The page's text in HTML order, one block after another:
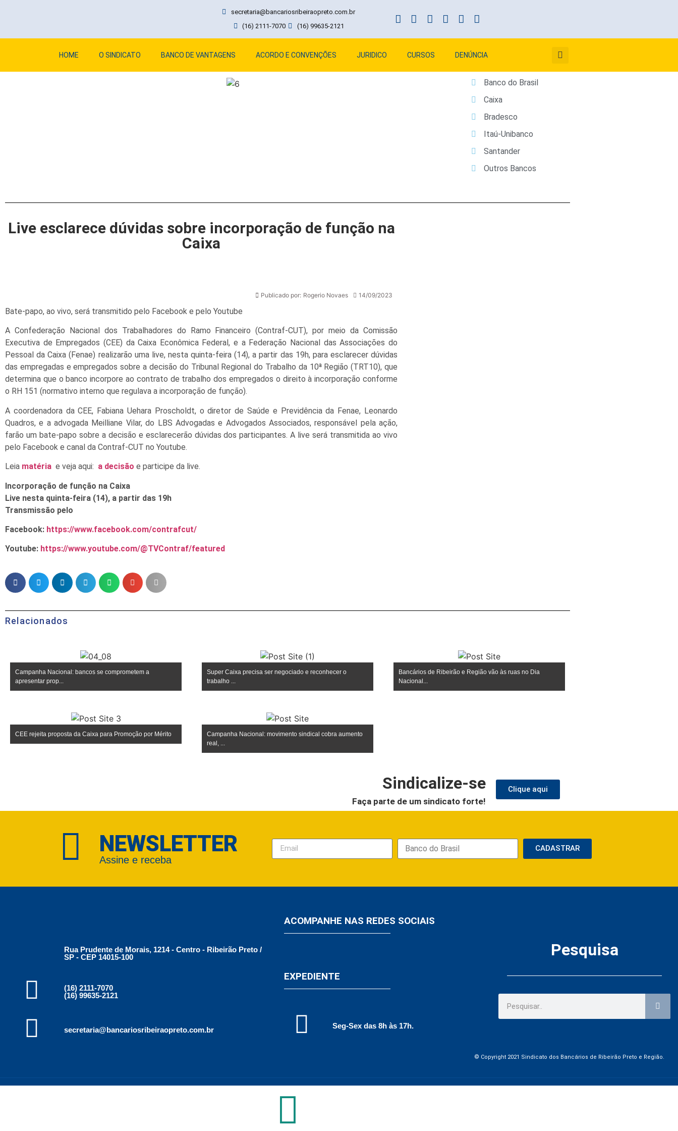
secretaria@bancariosribeiraopreto.com.br
(16) 2111-7070
(16) 99635-2121
HOME O SINDICATO BANCO DE VANTAGENS ACORDO E CONVENÇÕES JURIDICO CURSOS DENÚNCIA
Banco do Brasil
Caixa
Bradesco
Itaú-Unibanco
Santander
Outros Bancos
Live esclarece dúvidas sobre incorporação de função na
Caixa
Publicado por: Rogerio Novaes 14/09/2023
Bate-papo, ao vivo, será transmitido pelo Facebook e pelo Youtube
A Confederação Nacional dos Trabalhadores do Ramo Financeiro (Contraf-CUT), por meio da Comissão
Executiva de Empregados (CEE) da Caixa Econômica Federal, e a Federação Nacional das Associações do
Pessoal da Caixa (Fenae) realizarão uma live, nesta quinta-feira (14), a partir das 19h, para esclarecer dúvidas
das empregadas e empregados sobre a decisão do Tribunal Regional do Trabalho da 10ª Região (TRT10), que
determina que o banco incorpore ao contrato de trabalho dos empregados o direito à incorporação conforme
o RH 151 (normativo interno que regulava a incorporação de função).
A coordenadora da CEE, Fabiana Uehara Proscholdt, o diretor de Saúde e Previdência da Fenae, Leonardo
Quadros, e a advogada Meilliane Vilar, do LBS Advogadas e Advogados Associados, responsável pela ação,
farão um bate-papo sobre a decisão e esclarecerão dúvidas dos participantes. A live será transmitida ao vivo
pelo Facebook e canal da Contraf-CUT no Youtube.
Leia matéria e veja aqui: a decisão e participe da live.
Incorporação de função na Caixa
Live nesta quinta-feira (14), a partir das 19h
Transmissão pelo
Facebook: https://www.facebook.com/contrafcut/
Youtube: https://www.youtube.com/@TVContraf/featured
Relacionados
Campanha Nacional: bancos se comprometem a
apresentar prop...
Super Caixa precisa ser negociado e reconhecer o
trabalho ...
Bancários de Ribeirão e Região vão às ruas no Dia
Nacional...
CEE rejeita proposta da Caixa para Promoção por Mérito
Campanha Nacional: movimento sindical cobra aumento
real, ...
Sindicalize-se
Faça parte de um sindicato forte!
Clique aqui
NEWSLETTER
Assine e receba
CADASTRAR
Rua Prudente de Morais, 1214 - Centro - Ribeirão Preto /
SP - CEP 14015-100
(16) 2111-7070
(16) 99635-2121
secretaria@bancariosribeiraopreto.com.br
ACOMPANHE NAS REDES SOCIAIS
EXPEDIENTE
Seg-Sex das 8h às 17h.
Pesquisa
© Copyright 2021 Sindicato dos Bancários de Ribeirão Preto e Região.